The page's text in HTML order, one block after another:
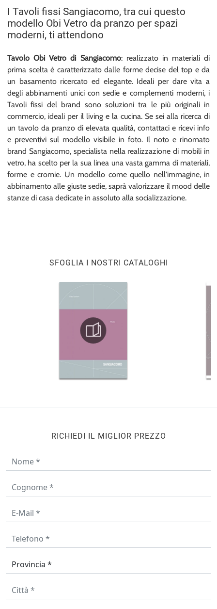
I Tavoli fissi Sangiacomo, tra cui questo
modello Obi Vetro da pranzo per spazi
moderni, ti attendono
Tavolo Obi Vetro di Sangiacomo: realizzato in materiali di
prima scelta è caratterizzato dalle forme decise del top e da
un basamento ricercato ed elegante. Ideali per dare vita a
degli abbinamenti unici con sedie e complementi moderni, i
Tavoli fissi del brand sono soluzioni tra le più originali in
commercio, ideali per il living e la cucina. Se sei alla ricerca di
un tavolo da pranzo di elevata qualità, contattaci e ricevi info
e preventivi sul modello visibile in foto. Il noto e rinomato
brand Sangiacomo, specialista nella realizzazione di mobili in
vetro, ha scelto per la sua linea una vasta gamma di materiali,
forme e cromie. Un modello come quello nell'immagine, in
abbinamento alle giuste sedie, saprà valorizzare il mood delle
stanze di casa dedicate in assoluto alla socializzazione.
SFOGLIA I NOSTRI CATALOGHI
RICHIEDI IL MIGLIOR PREZZO